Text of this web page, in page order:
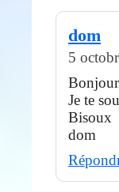
dom
5
Je te
Bisoux
dom